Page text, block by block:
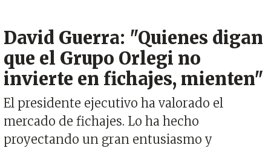
David Guerra: "Quienes digan
que el Grupo Orlegi no
invierte en fichajes, mienten"
El presidente ejecutivo ha valorado el
mercado de fichajes. Lo ha hecho
proyectando un gran entusiasmo y